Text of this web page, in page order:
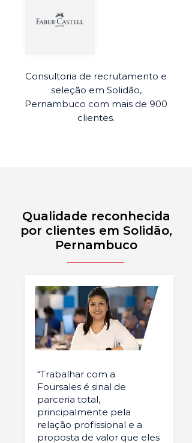
Consultoria de recrutamento e
seleção em Solidão,
Pernambuco com mais de 900
clientes.
Qualidade reconhecida
por clientes em Solidão,
Pernambuco
“Trabalhar com a
Foursales é sinal de
parceria total,
principalmente pela
relação profissional e a
proposta de valor que eles